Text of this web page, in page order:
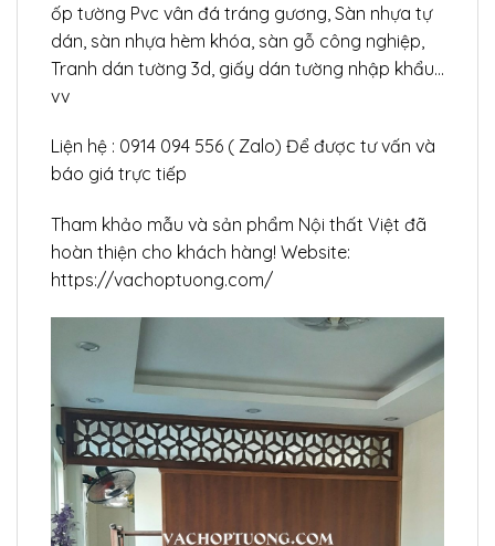
ốp tường Pvc vân đá tráng gương, Sàn nhựa tự
dán, sàn nhựa hèm khóa, sàn gỗ công nghiệp,
Tranh dán tường 3d, giấy dán tường nhập khẩu…
vv
Liện hệ : 0914 094 556 ( Zalo) Để được tư vấn và
báo giá trực tiếp
Tham khảo mẫu và sản phẩm Nội thất Việt đã
hoàn thiện cho khách hàng! Website:
https://vachoptuong.com/